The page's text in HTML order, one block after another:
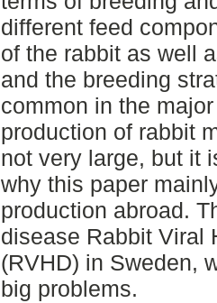
different feed
of the rabbit as well
and the breeding
common in the
production of rabbit
not very large, but it
why this paper
production abroad.
disease Rabbit Viral
(RVHD) in Sweden,
big problems.